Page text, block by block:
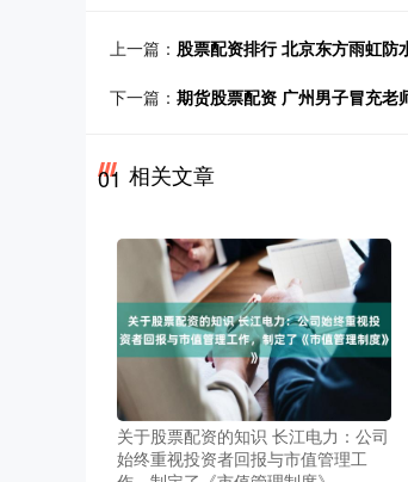
上一篇： 股票配资排行 北京东方雨虹
下一篇： 期货股票配资 广州男子冒充老
01 相关文章
关于股票配资的知识 长江电力：公司
始终重视投资者回报与市值管理工